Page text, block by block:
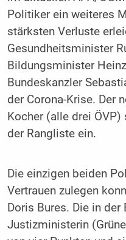
Politiker ein weiteres
stärksten Verluste
Gesundheitsminister
Bildungsminister
Bundeskanzler
der Corona-Krise. Der
Kocher (alle drei
der Rangliste ein.
Die einzigen beiden
Vertrauen zulegen
Doris Bures. Die in
Justizministerin